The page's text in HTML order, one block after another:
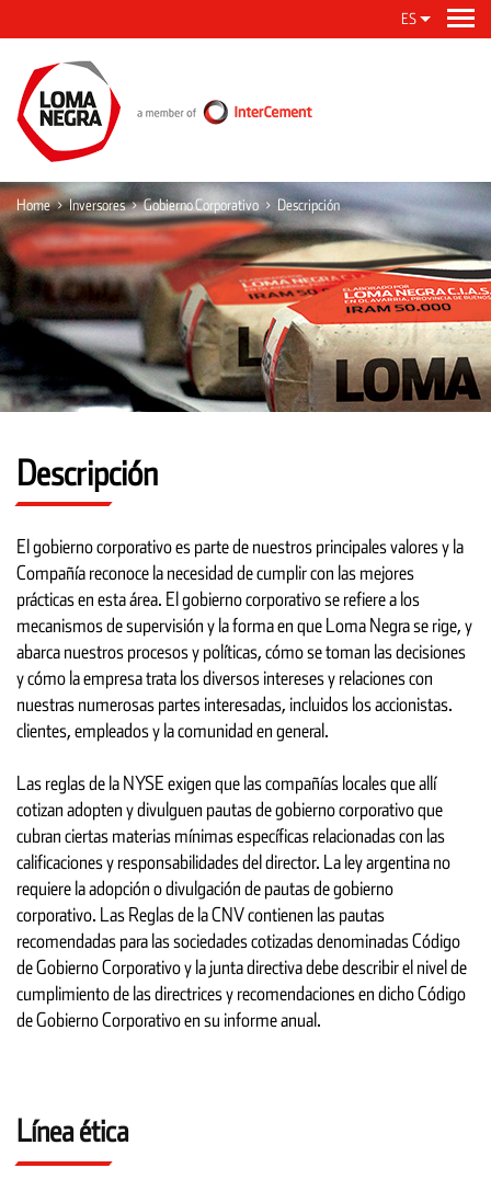
ES
Home > Inversores > Gobierno Corporativo > Descripción
Descripción
El gobierno corporativo es parte de nuestros principales valores y la
Compañía reconoce la necesidad de cumplir con las mejores
prácticas en esta área. El gobierno corporativo se refiere a los
mecanismos de supervisión y la forma en que Loma Negra se rige, y
abarca nuestros procesos y políticas, cómo se toman las decisiones
y cómo la empresa trata los diversos intereses y relaciones con
nuestras numerosas partes interesadas, incluidos los accionistas.
clientes, empleados y la comunidad en general.
Las reglas de la NYSE exigen que las compañías locales que allí
cotizan adopten y divulguen pautas de gobierno corporativo que
cubran ciertas materias mínimas específicas relacionadas con las
calificaciones y responsabilidades del director. La ley argentina no
requiere la adopción o divulgación de pautas de gobierno
corporativo. Las Reglas de la CNV contienen las pautas
recomendadas para las sociedades cotizadas denominadas Código
de Gobierno Corporativo y la junta directiva debe describir el nivel de
cumplimiento de las directrices y recomendaciones en dicho Código
de Gobierno Corporativo en su informe anual.
Línea ética